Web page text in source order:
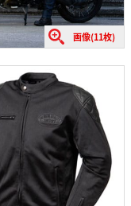
画像(11枚)